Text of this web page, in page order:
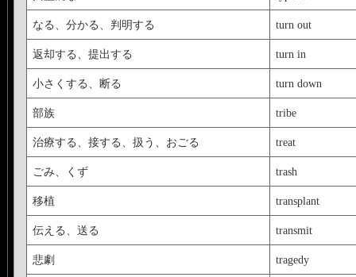
なる、分かる、判明する turn out
返却する、提出する turn in
小さくする、断る turn down
部族 tribe
治療する、接する、扱う、おごる treat
ごみ、くず trash
移植 transplant
伝える、送る transmit
悲劇 tragedy